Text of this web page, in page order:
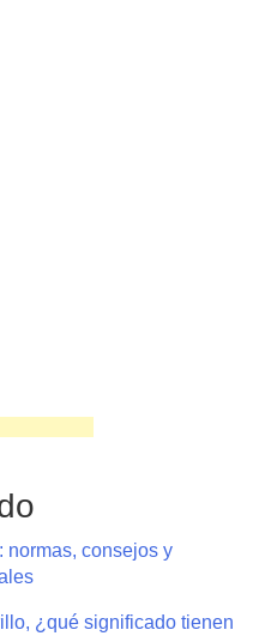
normas, consejos y
¿qué significado tienen